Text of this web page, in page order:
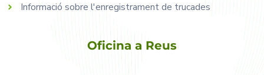
Informació sobre l'enregistrament de trucades
Oficina a Reus